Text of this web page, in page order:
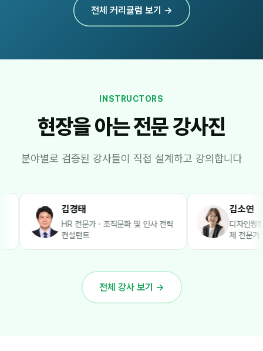
전체 커리큘럼 보기 →
INSTRUCTORS
현장을 아는 전문 강사진
분야별로 검증된 강사들이 직접 설계하고 강의합니다
HR 전문가 · 조직문화 및 인사 전략
컨설턴트
디자인씽킹·소셜벤처 창업·
제 전문가
전체 강사 보기 →